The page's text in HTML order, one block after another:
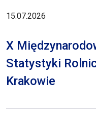
15.07.2026
X
Statystyki
Krakowie